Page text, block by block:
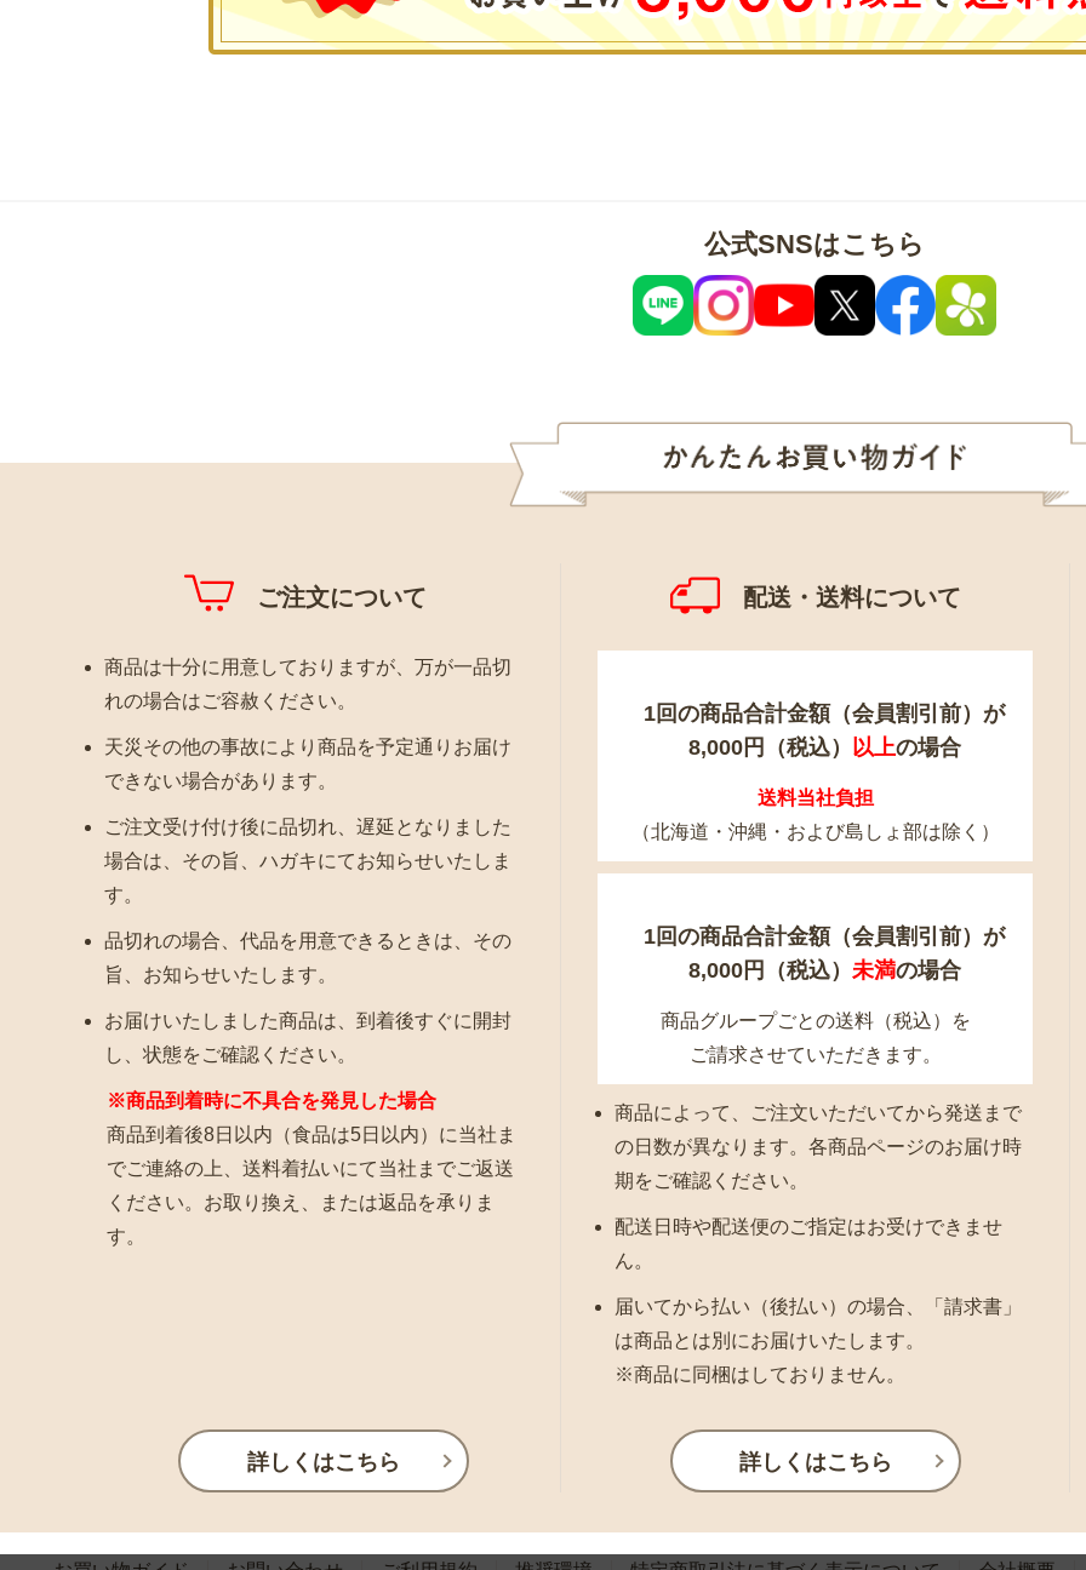
公式SNSはこちら
ご注文について
商品は十分に用意しておりますが、万が一品切
れの場合はご容赦ください。
天災その他の事故により商品を予定通りお届け
できない場合があります。
ご注文受け付け後に品切れ、遅延となりました
場合は、その旨、ハガキにてお知らせいたしま
す。
品切れの場合、代品を用意できるときは、その
旨、お知らせいたします。
お届けいたしました商品は、到着後すぐに開封
し、状態をご確認ください。
※商品到着時に不具合を発見した場合
商品到着後8日以内（食品は5日以内）に当社ま
でご連絡の上、送料着払いにて当社までご返送
ください。お取り換え、または返品を承りま
す。
詳しくはこちら
配送・送料について
1回の商品合計金額（会員割引前）が
8,000円（税込） 以上の場合
送料当社負担
（北海道・沖縄・および島しょ部は除く）
1回の商品合計金額（会員割引前）が
8,000円（税込） 未満の場合
商品グループごとの送料（税込）を
ご請求させていただきます。
商品によって、ご注文いただいてから発送まで
の日数が異なります。各商品ページのお届け時
期をご確認ください。
配送日時や配送便のご指定はお受けできませ
ん。
届いてから払い（後払い）の場合、「請求書」
は商品とは別にお届けいたします。
※商品に同梱はしておりません。
詳しくはこちら